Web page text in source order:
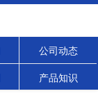
公司动态
产品知识